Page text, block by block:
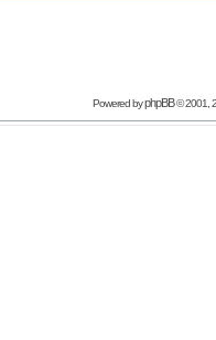
Powered byphpBB© 2001,